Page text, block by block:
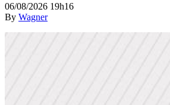
06/08/2026 19h16
By Wagner